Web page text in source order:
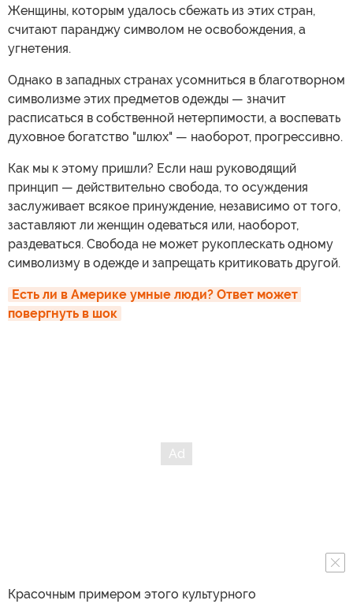
Женщины, которым удалось сбежать из этих стран,
считают паранджу символом не освобождения, а
угнетения.
Однако в западных странах усомниться в благотворном
символизме этих предметов одежды — значит
расписаться в собственной нетерпимости, а воспевать
духовное богатство "шлюх" — наоборот, прогрессивно.
Как мы к этому пришли? Если наш руководящий
принцип — действительно свобода, то осуждения
заслуживает всякое принуждение, независимо от того,
заставляют ли женщин одеваться или, наоборот,
раздеваться. Свобода не может рукоплескать одному
символизму в одежде и запрещать критиковать другой.
Есть ли в Америке умные люди? Ответ может
повергнуть в шок
Красочным примером этого культурного